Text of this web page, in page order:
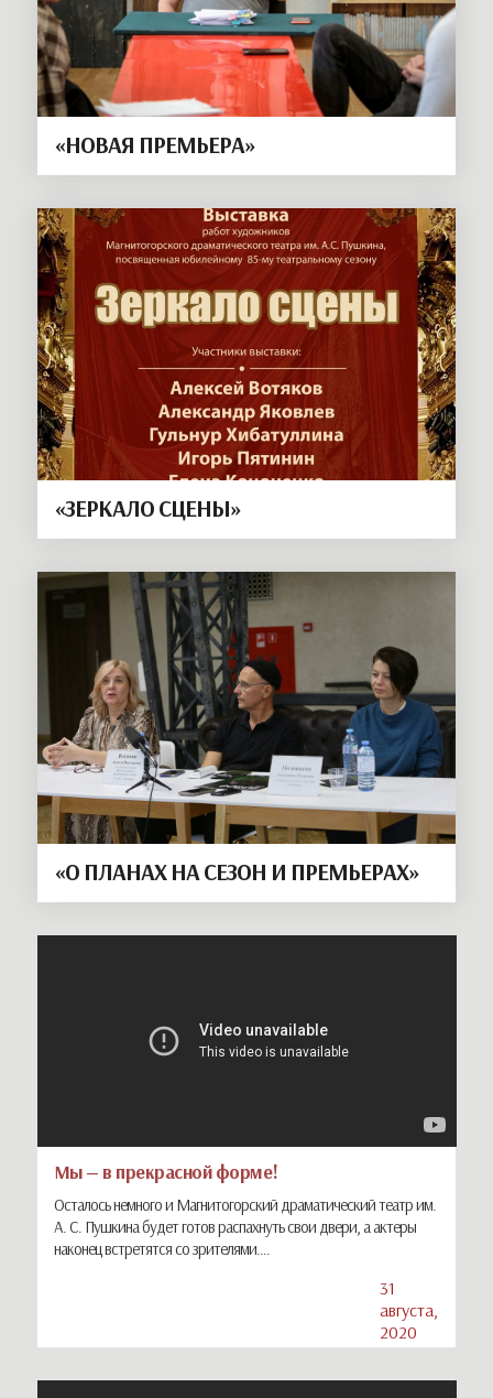
«НОВАЯ ПРЕМЬЕРА»
«ЗЕРКАЛО СЦЕНЫ»
«О ПЛАНАХ НА СЕЗОН И ПРЕМЬЕРАХ»
Мы — в прекрасной форме!
Осталось немного и Магнитогорский драматический театр им.
А. С. Пушкина будет готов распахнуть свои двери, а актеры
наконец встретятся со зрителями....
31
августа,
2020